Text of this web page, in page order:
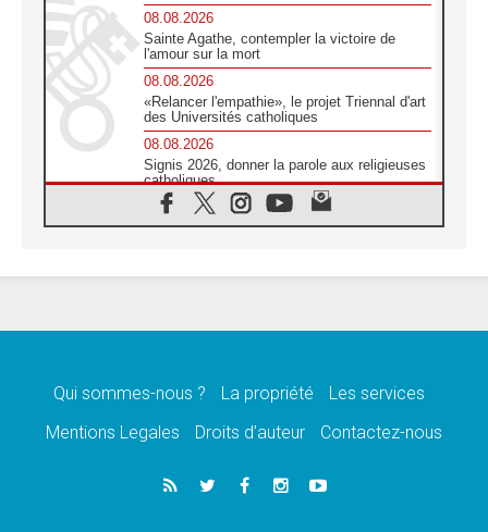
08.08.2026
Sainte Agathe, contempler la victoire de
l'amour sur la mort
08.08.2026
«Relancer l'empathie», le projet Triennal d'art
des Universités catholiques
08.08.2026
Signis 2026, donner la parole aux religieuses
catholiques
08.08.2026
Au Bangladesh, l'Église accompagne les
07.08.2026
07.08.2026
le cardinal Parolin
En Colombie, «la paix ne s'achète pas avec
une signature»
Qui sommes-nous ? La propriété
Les services
Mentions Legales
Droits d’auteur Contactez-nous